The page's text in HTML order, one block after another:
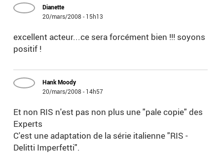
Dianette
20/mars/2008 - 15h13
excellent acteur...ce sera forcément bien !!! soyons
positif !
Hank Moody
20/mars/2008 - 14h57
Et non RIS n'est pas non plus une "pale copie" des
Experts
C'est une adaptation de la série italienne "RIS -
Delitti Imperfetti".